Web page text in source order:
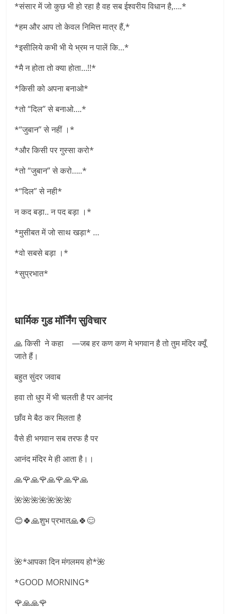
*संसार में जो कुछ भी हो रहा है वह सब ईश्वरीय विधान है,….*
*हम और आप तो केवल निमित्त मात्र हैं,*
*इसीलिये कभी भी ये भ्रम न पालें कि…*
*मै न होता तो क्या होता…!!*
*किसी को अपना बनाओ*
*तो “दिल” से बनाओ….*
*“जुबान” से नहीं ।*
*और किसी पर गुस्सा करो*
*तो “जुबान” से करो…..*
*“दिल” से नही*
न कद बड़ा.. न पद बड़ा ।*
*मुसीबत में जो साथ खड़ा* …
*वो सबसे बड़ा ।*
*सुप्रभात*
धार्मिक गुड मॉर्निंग सुविचार
🙏 किसी ने कहा —जब हर कण कण मे भगवान है तो तुम मंदिर क्यूँ
जाते हैं।
बहुत सुंदर जवाब
हवा तो धुप में भी चलती है पर आनंद
छाँव मे बैठ कर मिलता है
वैसे ही भगवान सब तरफ है पर
आनंद मंदिर मे ही आता है।।
🙏🌹🙏🌹🙏🌹🙏🌹🙏
🌺🌺🌺🌺🌺🌺🌺
😊🍀🙏शुभ प्रभात🙏🍀😊
🌺*आपका दिन मंगलमय हो*🌺
*GOOD MORNING*
🌹🙏🙏🌹